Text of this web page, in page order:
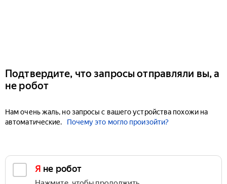
Подтвердите, что запросы отправляли вы, а
не робот
Нам очень жаль, но запросы с вашего устройства похожи на
автоматические.
Почему это могло произойти?
Я не робот